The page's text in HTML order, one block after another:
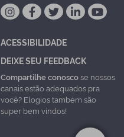
ACESSIBILIDADE
DEIXE SEU FEEDBACK
Compartilhe conoscose nossos
canais estão adequados pra
você? Elogios também são
super bem vindos!